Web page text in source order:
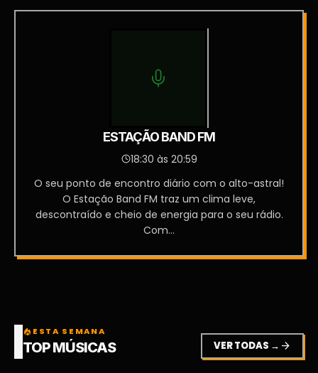
ESTAÇÃO BAND FM
18:30 às 20:59
O seu ponto de encontro diário com o alto-astral!
O Estação Band FM traz um clima leve,
descontraído e cheio de energia para o seu rádio.
Com...
local_fire_department ESTA SEMANA
TOP MÚSICAS VER TODAS → arrow_forward